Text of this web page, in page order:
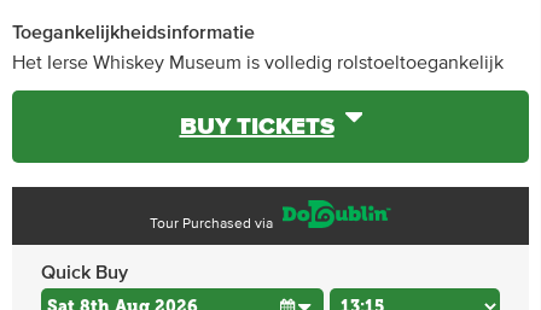
Toegankelijkheidsinformatie
Het Ierse Whiskey Museum is volledig rolstoeltoegankelijk
BUY TICKETS
Tour Purchased via
Quick Buy